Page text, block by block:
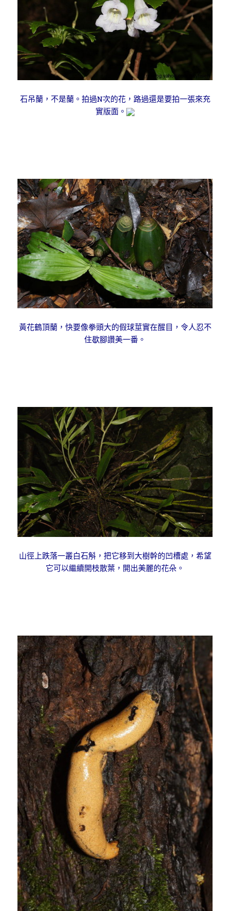
石吊蘭，不是蘭。拍過N次的花，路過還是要拍一張來充
實版面。
黃花鶴頂蘭，快要像拳頭大的假球莖實在醒目，令人忍不
住歇腳讚美一番。
山徑上跌落一叢白石斛，把它移到大樹幹的凹槽處，希望
它可以繼續開枝散葉，開出美麗的花朵。